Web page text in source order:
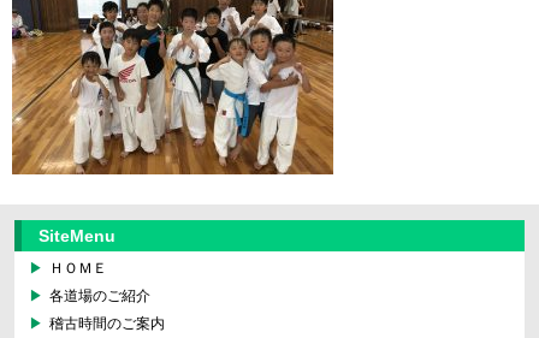
SiteMenu
ＨＯＭＥ
各道場のご紹介
稽古時間のご案内